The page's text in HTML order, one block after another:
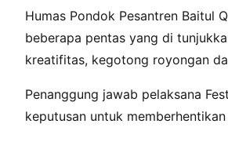
Humas Pondok Pesantren Baitul
beberapa pentas yang di
kreatifitas, kegotong royongan
Penanggung jawab pelaksana
keputusan untuk